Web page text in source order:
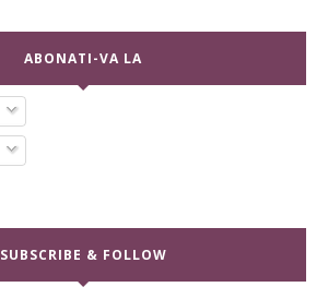
ABONATI-VA LA
SUBSCRIBE & FOLLOW